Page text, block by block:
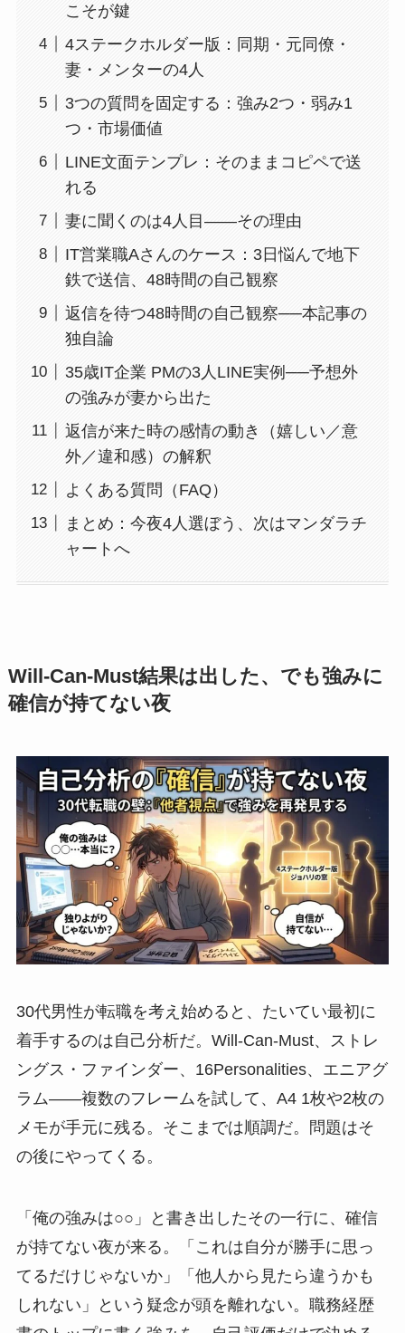
こそが鍵
4ステークホルダー版：同期・元同僚・
妻・メンターの4人
3つの質問を固定する：強み2つ・弱み1
つ・市場価値
LINE文面テンプレ：そのままコピペで送
れる
妻に聞くのは4人目——その理由
IT営業職Aさんのケース：3日悩んで地下
鉄で送信、48時間の自己観察
返信を待つ48時間の自己観察──本記事の
独自論
35歳IT企業 PMの3人LINE実例──予想外
の強みが妻から出た
返信が来た時の感情の動き（嬉しい／意
外／違和感）の解釈
よくある質問（FAQ）
まとめ：今夜4人選ぼう、次はマンダラチ
ャートへ
Will-Can-Must結果は出した、でも強みに
確信が持てない夜
30代男性が転職を考え始めると、たいてい最初に
着手するのは自己分析だ。Will-Can-Must、ストレ
ングス・ファインダー、16Personalities、エニアグ
ラム——複数のフレームを試して、A4 1枚や2枚の
メモが手元に残る。そこまでは順調だ。問題はそ
の後にやってくる。
「俺の強みは○○」と書き出したその一行に、確信
が持てない夜が来る。「これは自分が勝手に思っ
てるだけじゃないか」「他人から見たら違うかも
しれない」という疑念が頭を離れない。職務経歴